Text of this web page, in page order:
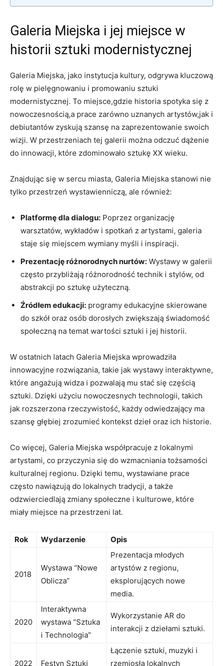
Galeria Miejska i jej miejsce w
historii sztuki modernistycznej
Galeria Miejska, jako instytucja kultury, odgrywa kluczową
rolę w pielęgnowaniu i promowaniu sztuki ​
modernistycznej. To miejsce,gdzie historia spotyka się z
nowoczesnością,a prace zarówno uznanych artystów,jak i
debiutantów zyskują szansę na‌ zaprezentowanie swoich
wizji. W przestrzeniach tej galerii można odczuć dążenie
do innowacji, które zdominowało sztukę XX wieku.
Znajdując się w sercu miasta, Galeria Miejska stanowi nie
⁢tylko przestrzeń⁣ wystawienniczą, ale również:
Platformę dla dialogu: Poprzez⁢ organizację
‍warsztatów, wykładów i ⁢spotkań z‌ artystami, galeria
staje się‌ miejscem wymiany myśli i inspiracji.
Prezentację różnorodnych nurtów: ⁢Wystawy w ⁣galerii
często przybliżają różnorodność technik i stylów, od
abstrakcji​ po sztukę⁢ użyteczną.
Źródłem edukacji: programy ⁤edukacyjne skierowane
do szkół oraz ​osób dorosłych ⁤zwiększają świadomość ​
społeczną na temat wartości sztuki i⁤ jej historii.
W ostatnich latach​ Galeria Miejska‍ wprowadziła
innowacyjne rozwiązania, takie jak wystawy interaktywne,
które angażują widza i pozwalają⁤ mu stać się częścią
sztuki. Dzięki użyciu nowoczesnych technologii, takich
jak rozszerzona rzeczywistość, każdy odwiedzający ma‌
szansę głębiej zrozumieć kontekst dzieł oraz ich historie.
Co więcej, Galeria Miejska współpracuje z lokalnymi⁢
artystami, ⁤co‌ przyczynia się do wzmacniania tożsamości
kulturalnej regionu. Dzięki⁣ temu, wystawiane‍ prace
często nawiązują do lokalnych tradycji, a także
odzwierciedlają zmiany społeczne i kulturowe, które
miały miejsce na przestrzeni lat.
Rok Wydarzenie Opis
2018
Wystawa “Nowe
⁣Oblicza”
Prezentacja młodych
artystów z regionu,
eksplorujących nowe
media.
2020
Interaktywna
wystawa “Sztuka
i Technologia”
Wykorzystanie AR do
interakcji z dziełami sztuki.
2022 Festyn Sztuki
Łączenie sztuki, muzyki ⁢i
rzemiosła lokalnych